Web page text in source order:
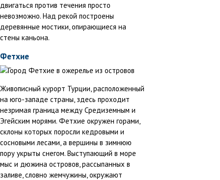
двигаться против течения просто
невозможно. Над рекой построены
деревянные мостики, опирающиеся на
стены каньона.
Фетхие
Живописный курорт Турции, расположенный
на юго-западе страны, здесь проходит
незримая граница между Средиземным и
Эгейским морями. Фетхие окружен горами,
склоны которых поросли кедровыми и
сосновыми лесами, а вершины в зимнюю
пору укрыты снегом. Выступающий в море
мыс и дюжина островов, рассыпанных в
заливе, словно жемчужины, окружают